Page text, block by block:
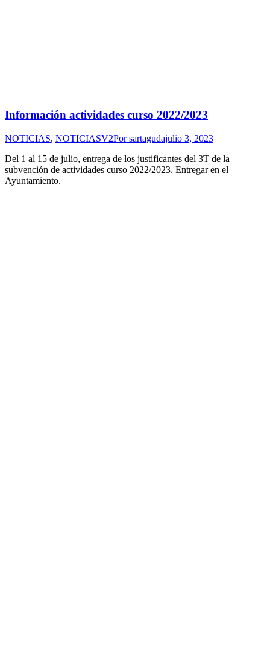
Información actividades curso 2022/2023
NOTICIAS, NOTICIASV2Porsartagudajulio 3, 2023
Del 1 al 15 de julio, entrega de los justificantes del 3T de la
subvención de actividades curso 2022/2023. Entregar en el
Ayuntamiento.